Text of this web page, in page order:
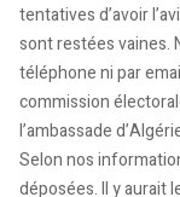
tentatives d’avoir
sont restées vaines.
téléphone ni par
commission
l’ambassade
Selon nos
déposées. Il y aurait